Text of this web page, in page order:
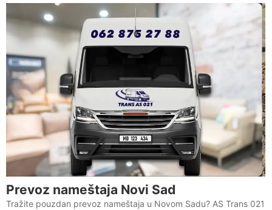
Prevoz nameštaja Novi Sad
Tražite pouzdan prevoz nameštaja u Novom Sadu? AS Trans 021